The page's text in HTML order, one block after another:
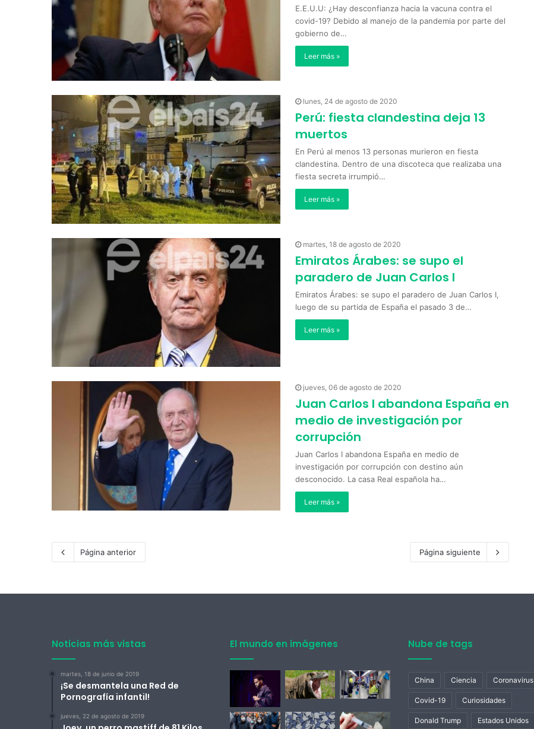
E.E.U.U: ¿Hay desconfianza hacia la vacuna contra el
covid-19? Debido al manejo de la pandemia por parte del
gobierno de…
Leer más »
lunes, 24 de agosto de 2020
Perú: fiesta clandestina deja 13
muertos
En Perú al menos 13 personas murieron en fiesta
clandestina. Dentro de una discoteca que realizaba una
fiesta secreta irrumpió…
Leer más »
martes, 18 de agosto de 2020
Emiratos Árabes: se supo el
paradero de Juan Carlos I
Emiratos Árabes: se supo el paradero de Juan Carlos I,
luego de su partida de España el pasado 3 de…
Leer más »
jueves, 06 de agosto de 2020
Juan Carlos I abandona España en
medio de investigación por
corrupción
Juan Carlos I abandona España en medio de
investigación por corrupción con destino aún
desconocido. La casa Real española ha…
Leer más »
Página anterior Página siguiente
Noticias más vistas
martes, 18 de junio de 2019
¡Se desmantela una Red de
Pornografía infantil!
jueves, 22 de agosto de 2019
El mundo en imágenes Nube de tags
China Ciencia Coronavirus
Covid-19 Curiosidades
Donald Trump Estados Unidos